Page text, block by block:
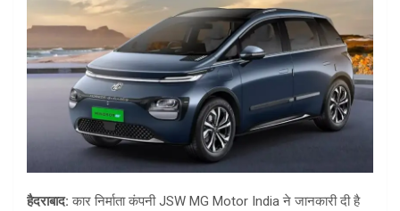
हैदराबाद: कार निर्माता कंपनी JSW MG Motor India ने जानकारी दी है